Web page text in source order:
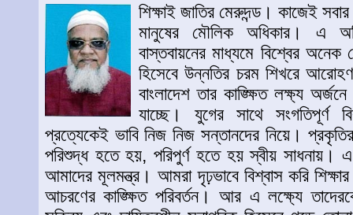
শিক্ষাই জাতির মেরুদন্ড। কাজেই
মানুষের মৌলিক অধিকার। এ
বাস্তবায়নের মাধ্যমে বিশ্বের
হিসেবে উন্নতির চরম শিখরে
বাংলাদেশ তার কাঙ্ক্ষিত লক্ষ্য অর্জনে
যাচ্ছে। যুগের সাথে সংগতিপূর্ণ
প্রত্যেকেই ভাবি নিজ নিজ সন্তানদের নিয়ে।
পরিশুদ্ধ হতে হয়, পরিপুর্ণ হতে হয় স্বীয় সাধনায়। এ
আমাদের মূলমন্ত্র। আমরা দৃঢ়ভাবে বিশ্বাস করি
আচরণের কাঙ্ক্ষিত পরিবর্তন। আর এ লক্ষ্যে